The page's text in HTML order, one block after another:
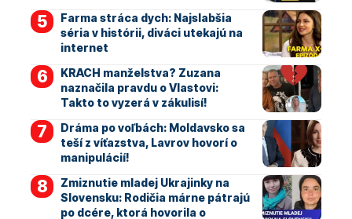
Farma stráca dych: Najslabšia
séria v histórii, diváci utekajú na
internet
KRACH manželstva? Zuzana
naznačila pravdu o Vlastovi:
Takto to vyzerá v zákulisí!
Dráma po voľbách: Moldavsko sa
teší z víťazstva, Lavrov hovorí o
manipulácií!
Zmiznutie mladej Ukrajinky na
Slovensku: Rodičia márne pátrajú
po dcére, ktorá hovorila o